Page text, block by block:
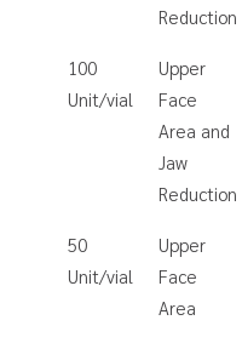
Reduction
100
Unit/vial
Upper
Face
Area and
Jaw
Reduction
50
Unit/vial
Upper
Face
Area